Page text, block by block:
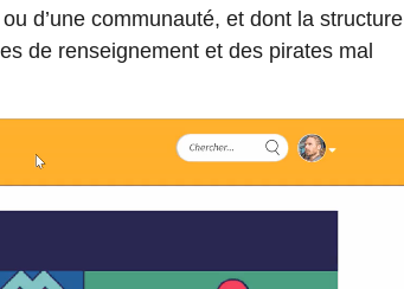
d’une communauté, et dont la structure
de renseignement et des pirates mal